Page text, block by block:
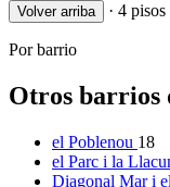
Volver arriba · 4 pisos
Por barrio
Otros barrios
el Poblenou 18
el Parc i la
Diagonal Mar i